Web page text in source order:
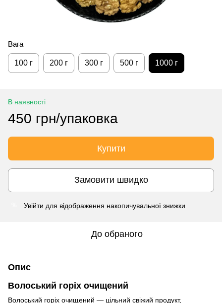
Вага
100 г 200 г 300 г 500 г 1000 г
В наявності
450 грн/упаковка
Купити
Замовити швидко
Увійти для відображення накопичувальної знижки
До обраного
Опис
Волоський горіх очищений
Волоський горіх очищений — цільний свіжий продукт,